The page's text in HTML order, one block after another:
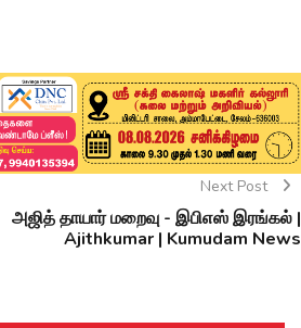
Next Post
அஜித் தாயார் மறைவு - இபிஎஸ் இரங்கல் |
Ajithkumar | Kumudam News